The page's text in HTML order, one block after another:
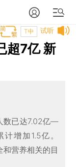
试听
T中
超7亿 新
数已达7.02亿—
增加1.5亿。
营养相关的目